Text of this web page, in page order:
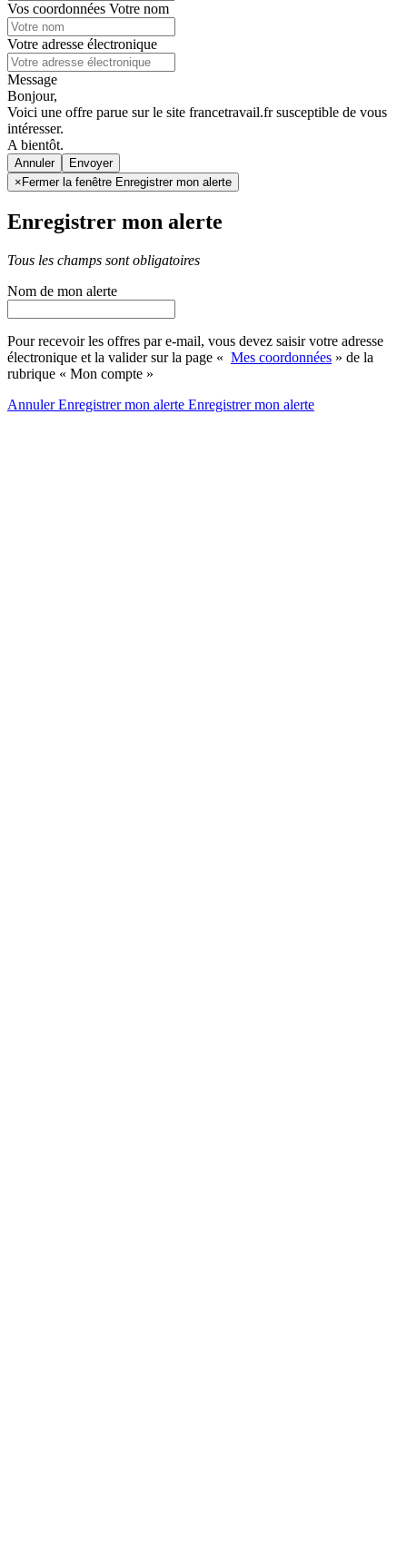
Vos coordonnées Votre nom
Votre adresse électronique
Message
Bonjour,
Voici une offre parue sur le site francetravail.fr susceptible de vous
intéresser.
A bientôt.
Annuler
× Fermer la fenêtre Enregistrer mon alerte
Enregistrer mon alerte
Tous les champs sont obligatoires
Nom de mon alerte
Pour recevoir les offres par e-mail, vous devez saisir votre adresse
électronique et la valider sur la page « Mes coordonnées » de la
rubrique « Mon compte »
AnnulerEnregistrer mon alerte Enregistrermon alerte